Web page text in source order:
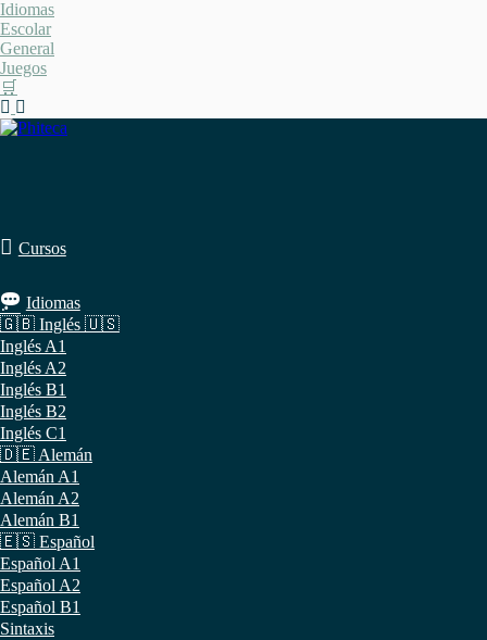
Saltar
al
contenido
Idiomas
Escolar
General
Juegos
🛒
Cursos
Idiomas
🇬🇧 Inglés 🇺🇸
Inglés A1
Inglés A2
Inglés B1
Inglés B2
Inglés C1
🇩🇪 Alemán
Alemán A1
Alemán A2
Alemán B1
🇪🇸 Español
Español A1
Español A2
Español B1
Sintaxis